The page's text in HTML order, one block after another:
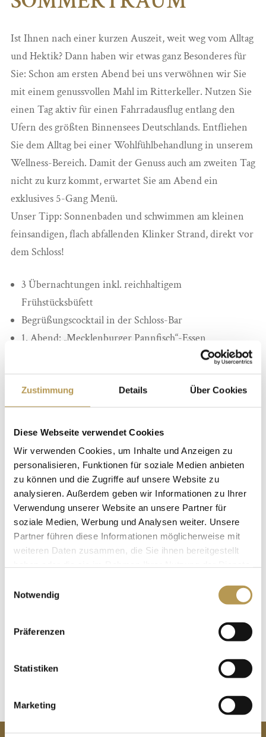
Zustimmung Details Über Cookies
Diese Webseite verwendet Cookies
Wir verwenden Cookies, um Inhalte und Anzeigen zu
personalisieren, Funktionen für soziale Medien anbieten
zu können und die Zugriffe auf unsere Website zu
analysieren. Außerdem geben wir Informationen zu Ihrer
Verwendung unserer Website an unsere Partner für
soziale Medien, Werbung und Analysen weiter. Unsere
Partner führen diese Informationen möglicherweise mit
weiteren Daten zusammen, die Sie ihnen bereitgestellt
Notwendig
Präferenzen
Statistiken
Marketing
Ist Ihnen nach einer kurzen Auszeit, weit weg vom Alltag
und Hektik? Dann haben wir etwas ganz Besonderes für
Sie: Schon am ersten Abend bei uns verwöhnen wir Sie
mit einem genussvollen Mahl im Ritterkeller. Nutzen Sie
einen Tag aktiv für einen Fahrradausflug entlang den
Ufern des größten Binnensees Deutschlands. Entfliehen
Sie dem Alltag bei einer Wohlfühlbehandlung in unserem
Wellness-Bereich. Damit der Genuss auch am zweiten Tag
nicht zu kurz kommt, erwartet Sie am Abend ein
exklusives 5-Gang Menü.
Unser Tipp: Sonnenbaden und schwimmen am kleinen
feinsandigen, flach abfallenden Klinker Strand, direkt vor
dem Schloss!
3 Übernachtungen inkl. reichhaltigem
Frühstücksbüfett
Begrüßungscocktail in der Schloss-Bar
1. Abend: „Mecklenburger Pannfisch“-Essen
Eine Wohlfühlbehandlung Ihrer Wahl (entweder eine
wohltuende Rückenmassage, eine
Verwöhngesichtsbehandlung oder eine angenehme
Fußmassage, Terminabsprache bitte rechtzeitig vor
Anreise)
Ein Tag Fahrradausleih
Entspannung pur in unserem Wellness-Bereich mit
Panorama-Schwimmbad, den finnische Saunen, der
Dampfsauna und unserem Tepidarium
Saunatücher & Bademantel für die Dauer Ihres
Aufenthaltes
Preis:ab 332 Euro
KONTAKT